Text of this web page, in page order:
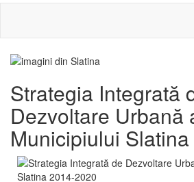
Strategia Integrată
Dezvoltare Urbană
Municipiului